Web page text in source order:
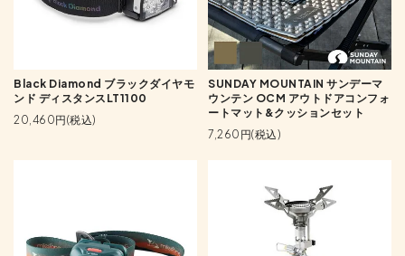
Black Diamond ブラックダイヤモ
ンド ディスタンスLT1100
20,460円(税込)
SUNDAY MOUNTAIN サンデーマ
ウンテン OCM アウトドアコンフォ
ートマット&クッションセット
7,260円(税込)